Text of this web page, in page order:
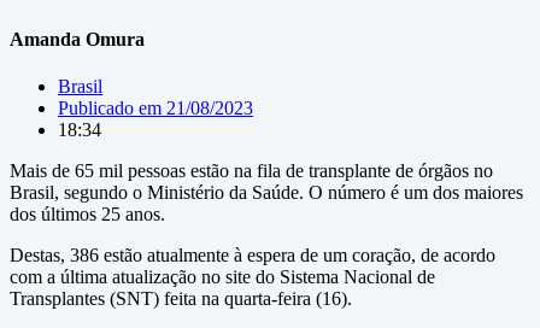
Amanda Omura
Brasil
Publicado em 21/08/2023
18:34
Mais de 65 mil pessoas estão na fila de transplante de órgãos no
Brasil, segundo o Ministério da Saúde. O número é um dos maiores
dos últimos 25 anos.
Destas, 386 estão atualmente à espera de um coração, de acordo
com a última atualização no site do Sistema Nacional de
Transplantes (SNT) feita na quarta-feira (16).